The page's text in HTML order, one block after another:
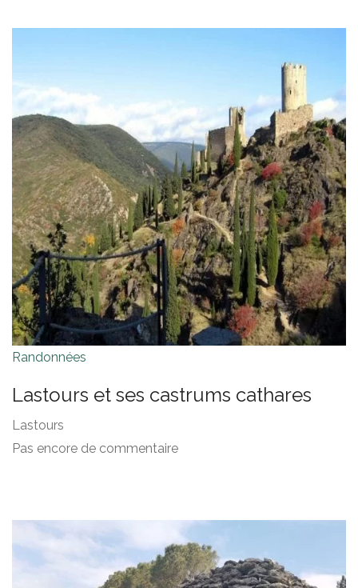
Randonnées
Lastours et ses castrums cathares
Lastours
Pas encore de commentaire